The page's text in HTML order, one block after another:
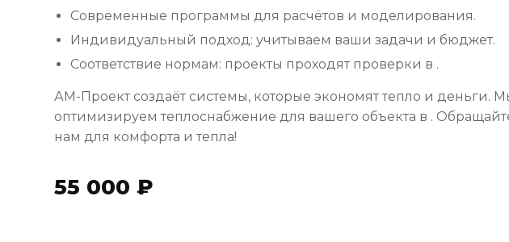
Современные программы для расчётов и моделирования.
Индивидуальный подход: учитываем ваши задачи и бюджет.
Соответствие нормам: проекты проходят проверки в .
АМ-Проект создаёт системы, которые экономят тепло и деньги.
оптимизируем теплоснабжение для вашего объекта в .
нам для комфорта и тепла!
55 000 ₽